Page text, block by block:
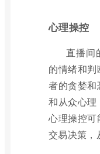
心理操控
直播间
的情绪和
者的贪婪
和从众心
心理操控
交易决策，